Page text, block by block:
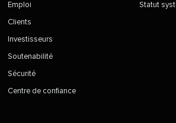
Emploi
Clients
Investisseurs
Soutenabilité
Sécurité
Centre de confiance
Statut